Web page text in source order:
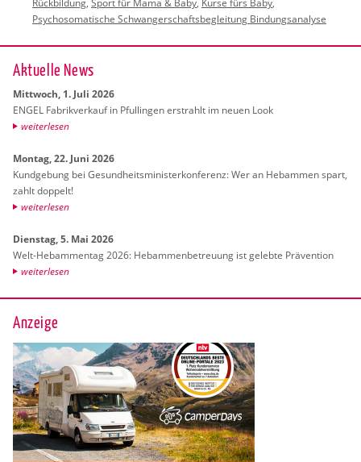
Psychosomatische Schwangerschaftsbegleitung Bindungsanalyse
Ak­tu­el­le News
Mitt­woch, 1. Juli 2026
ENGEL Fa­brik­ver­kauf in Pful­lin­gen er­strahlt im neuen Look
wei­ter­le­sen
Mon­tag, 22. Juni 2026
Kund­ge­bung bei Ge­sund­heits­mi­nis­ter­kon­fe­renz: Wer an Heb­am­men spart,
zahlt dop­pelt!
wei­ter­le­sen
Diens­tag, 5. Mai 2026
Welt-Heb­am­men­tag 2026: Heb­am­men­be­treu­ung ist ge­leb­te Prä­ven­ti­on
wei­ter­le­sen
Anzeige